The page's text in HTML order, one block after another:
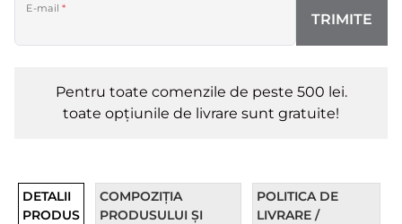
E-mail*
TRIMITE
Pentru toate comenzile de peste 500 lei.
toate opțiunile de livrare sunt gratuite!
DETALII
PRODUS
COMPOZIȚIA
PRODUSULUI ȘI
POLITICA DE
LIVRARE /